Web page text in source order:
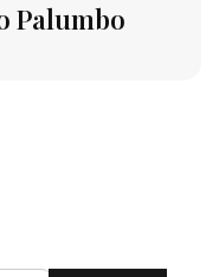
Palumbo